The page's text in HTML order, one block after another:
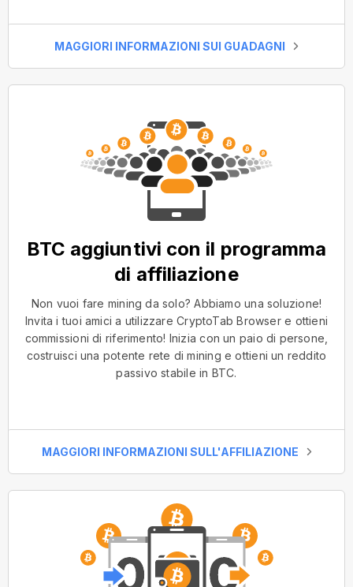
MAGGIORI INFORMAZIONI SUI GUADAGNI
BTC aggiuntivi con il programma
di affiliazione
Non vuoi fare mining da solo? Abbiamo una soluzione!
Invita i tuoi amici a utilizzare CryptoTab Browser e ottieni
commissioni di riferimento! Inizia con un paio di persone,
costruisci una potente rete di mining e ottieni un reddito
passivo stabile in BTC.
MAGGIORI INFORMAZIONI SULL'AFFILIAZIONE